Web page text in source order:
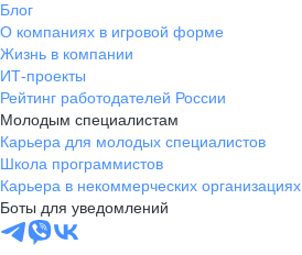
Блог
О компаниях в игровой форме
Жизнь в компании
ИТ-проекты
Рейтинг работодателей России
Молодым специалистам
Карьера для молодых специалистов
Школа программистов
Карьера в некоммерческих организациях
Боты для уведомлений